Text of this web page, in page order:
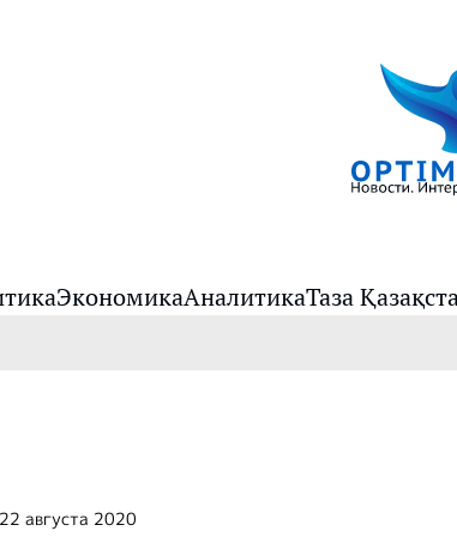
ЭкономикаАналитикаТаза
22 августа 2020